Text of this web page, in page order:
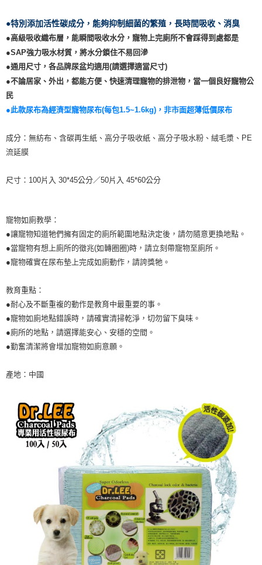
※ 請注意：結帳手續完成當下不需立刻繳費，但若您需要取消訂單，請聯絡
購買商品的店家。未經商家同意取消之訂單仍視為有效，需透過AFTEE先享
後付繳納相關費用。
※ 交易是否成功請以「AFTEE先享後付 」之結帳頁面顯示為準，若有關於
客戶支援中心」https://netprotections.freshdesk.com/support/home
易，需依本服務之必要範圍內提供個人資料，並將交易相關給付款項請求債
２．關於個人資料處理事宜，請瀏覽以下網址：
https://aftee.tw/terms/#terms3
３．未成年的使用者請事先徵得法定代理人或監護人之同意方可使用
任。
４．使用「AFTEE先享後付」時，將依據個別帳號之用戶狀況，依本公司即
５．嚴禁一人註冊多個帳號或使用他人資訊註冊。若發現惡意使用之情形，
每筆NT$250
●特別添加活性碳成分，能夠抑制細菌的繁殖，長時間吸收、消臭
●高級吸收織布層，能瞬間吸收水分，寵物上完廁所不會踩得到處都是
●SAP強力吸水材質，將水分鎖住不易回滲
●通用尺寸，各品牌尿盆均適用(請選擇適當尺寸)
●不論居家、外出，都能方便、快速清理寵物的排泄物，當一個良好寵物公
民
●此款尿布為經濟型寵物尿布(每包1.5~1.6kg)，非市面超薄低價尿布
成分：無紡布、含碳再生紙、高分子吸收紙、高分子吸水粉、絨毛漿、PE
流延膜
尺寸：100片入 30*45公分／50片入 45*60公分
寵物如廁教學：
●讓寵物知道牠們擁有固定的廁所範圍地點決定後，請勿隨意更換地點。
●當寵物有想上廁所的徵兆(如轉圈圈)時，請立刻帶寵物至廁所。
●寵物確實在尿布墊上完成如廁動作，請誇獎牠。
教育重點：
●耐心及不斷重複的動作是教育中最重要的事。
●寵物如廁地點錯誤時，請確實清掃乾淨，切勿留下臭味。
●廁所的地點，請選擇能安心、安穩的空間。
●勤奮清潔將會增加寵物如廁意願。
產地：中國